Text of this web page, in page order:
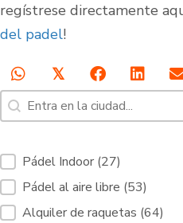
regístrese directamente
del padel!
𝕏
Búsqueda [7]
Buscar contenido
Servicios de filtrado
Pádel Indoor (27)
Pádel al aire libre (53)
Alquiler de raquetas (64)
Pistas de pádel